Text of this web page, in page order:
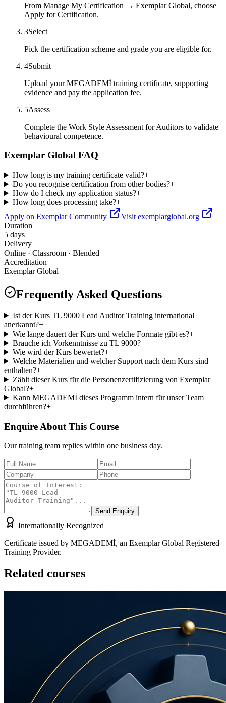
From Manage My Certification → Exemplar Global, choose
Apply for Certification.
3Select
Pick the certification scheme and grade you are eligible for.
4Submit
Upload your MEGADEMİ training certificate, supporting
evidence and pay the application fee.
5Assess
Complete the Work Style Assessment for Auditors to validate
behavioural competence.
Exemplar Global FAQ
How long is my training certificate valid?+
Do you recognise certification from other bodies?+
How do I check my application status?+
How long does processing take?+
Apply on Exemplar Community
Visit exemplarglobal.org
Duration
5 days
Delivery
Online · Classroom · Blended
Accreditation
Exemplar Global
Frequently Asked Questions
Ist der Kurs TL 9000 Lead Auditor Training international
anerkannt?+
Wie lange dauert der Kurs und welche Formate gibt es?+
Brauche ich Vorkenntnisse zu TL 9000?+
Wie wird der Kurs bewertet?+
Welche Materialien und welcher Support nach dem Kurs sind
enthalten?+
Zählt dieser Kurs für die Personenzertifizierung von Exemplar
Global?+
Kann MEGADEMİ dieses Programm intern für unser Team
durchführen?+
Enquire About This Course
Our training team replies within one business day.
Send Enquiry
Internationally Recognized
Certificate issued by MEGADEMİ, an Exemplar Global Registered
Training Provider.
Related courses